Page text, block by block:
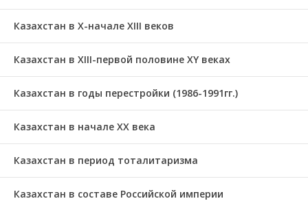
Казахстан в X-начале XIII веков
Казахстан в XIII-первой половине ХҮ веках
Казахстан в годы перестройки (1986-1991гг.)
Казахстан в начале ХХ века
Казахстан в период тоталитаризма
Казахстан в составе Российской империи